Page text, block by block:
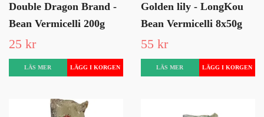
Double Dragon Brand -
Bean Vermicelli 200g
25 kr
LÄS MER
Golden lily - LongKou
Bean Vermicelli 8x50g
55 kr
LÄS MER